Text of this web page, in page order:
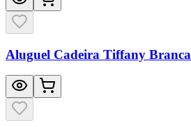
Aluguel Cadeira Tiffany Branca